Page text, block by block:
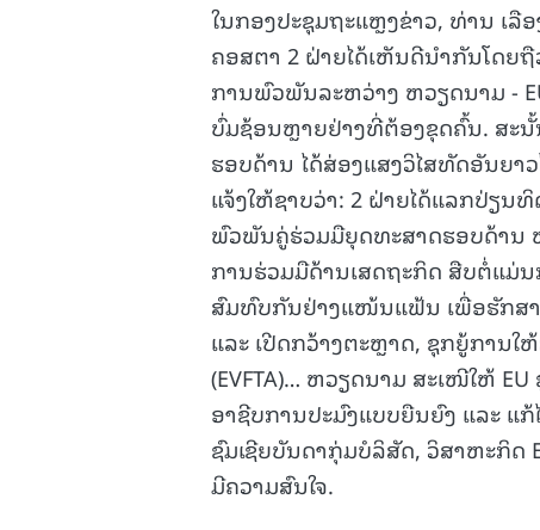
ໃນກອງປະຊຸມຖະແຫຼງຂ່າວ, ທ່ານ ເລື
ຄອສຕາ 2 ຝ່າຍໄດ້ເຫັນດີນຳກັນໂດ
ການພົວພັນລະຫວ່າງ ຫວຽດນາມ -
ບົ່ມຊ້ອນຫຼາຍຢ່າງທີ່ຕ້ອງຂຸດຄົ້ນ. ສະ
ຮອບດ້ານ ໄດ້ສ່ອງແສງວິໄສທັດອັນຍາ
ແຈ້ງໃຫ້ຊາບວ່າ: 2 ຝ່າຍໄດ້ແລກປ່ຽນ
ພົວພັນຄູ່ຮ່ວມມືຍຸດທະສາດຮອບດ້ານ ຫ
ການຮ່ວມມືດ້ານເສດຖະກິດ ສືບຕໍ່ແ
ສົມທົບກັນຢ່າງແໜ້ນແຟ້ນ ເພື່ອຮັກສາ
ແລະ ເປີດກວ້າງຕະຫຼາດ, ຊຸກຍູ້ການ
(EVFTA)… ຫວຽດນາມ ສະເໜີໃຫ້
ອາຊີບການປະມົງແບບຍືນຍົງ ແລະ ແກ້
ຊົມເຊີຍບັນດາກຸ່ມບໍລິສັດ, ວິສາຫະກິດ
ມີຄວາມສົນໃຈ.